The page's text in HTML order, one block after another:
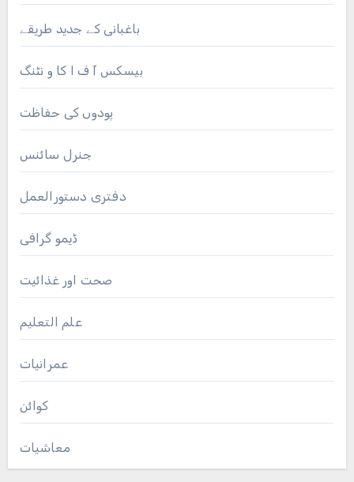
باغبانی کے جدید طریقے
بیسکس آ ف ا کا و نٹنگ
پودوں کی حفاظت
جنرل سائنس
دفتری دستورالعمل
ڈیمو گرافی
صحت اور غذائیت
علم التعلیم
عمرانیات
کوائن
معاشیات